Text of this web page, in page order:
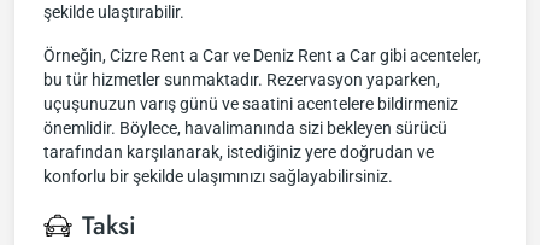
şekilde ulaştırabilir.
Örneğin, Cizre Rent a Car ve Deniz Rent a Car gibi acenteler,
bu tür hizmetler sunmaktadır. Rezervasyon yaparken,
uçuşunuzun varış günü ve saatini acentelere bildirmeniz
önemlidir. Böylece, havalimanında sizi bekleyen sürücü
tarafından karşılanarak, istediğiniz yere doğrudan ve
konforlu bir şekilde ulaşımınızı sağlayabilirsiniz.
Taksi